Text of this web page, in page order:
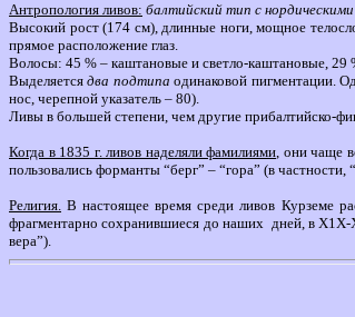
Антропология ливов: балтийский тип с
Высокий рост (174 см), длинные ноги, мощное
прямое расположение глаз.
Волосы: 45 % – каштановые и светло-каштановые, 29
Выделяетсядва подтипа одинаковой пигментации.
нос, черепной указатель – 80).
Ливы в большей степени, чем другие прибалтийско-
Когда в 1835 г. ливов наделяли фамилиями, они чаще
пользовались форманты “берг” – “гора” (в
Религия. В настоящее время среди ливов Курземе
фрагментарно сохранившиеся до наших дней, в
вера”).